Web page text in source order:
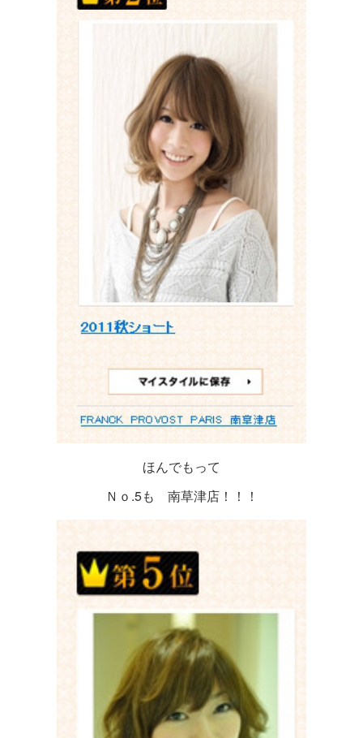
ほんでもって
Ｎｏ.5も 南草津店！！！